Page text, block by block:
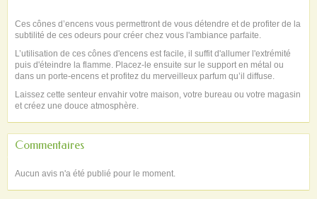
Ces cônes d’encens vous permettront de vous détendre et de profiter de la
subtilité de ces odeurs pour créer chez vous l'ambiance parfaite.
L’utilisation de ces cônes d'encens est facile, il suffit d'allumer l'extrémité
puis d'éteindre la flamme. Placez-le ensuite sur le support en métal ou
dans un porte-encens et profitez du merveilleux parfum qu’il diffuse.
Laissez cette senteur envahir votre maison, votre bureau ou votre magasin
et créez une douce atmosphère.
Commentaires
Aucun avis n'a été publié pour le moment.